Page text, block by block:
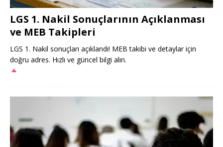
LGS 1. Nakil Sonuçlarının Açıklanması
ve MEB Takipleri
LGS 1. Nakil sonuçları açıklandı! MEB takibi ve detaylar için
doğru adres. Hızlı ve güncel bilgi alın.